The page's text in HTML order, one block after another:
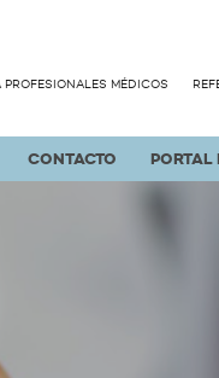
PROFESIONALES MÉDICOS
CONTACTO PORTAL